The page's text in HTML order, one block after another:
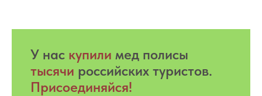
У нас купили мед полисы
тысячи российских туристов.
Присоединяйся!